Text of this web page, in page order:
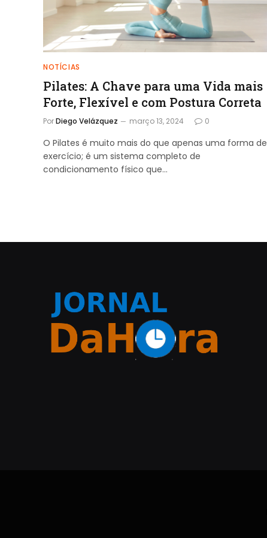
NOTÍCIAS
Pilates: A Chave para uma Vida mais
Forte, Flexível e com Postura Correta
PorDiego Velázquez março 13, 2024 0
O Pilates é muito mais do que apenas uma forma de
exercício; é um sistema completo de
condicionamento físico que…